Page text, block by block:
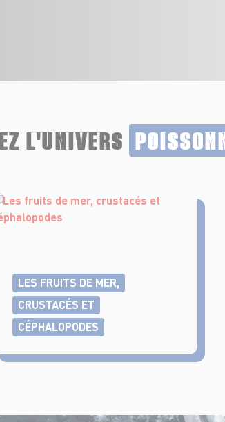
L'UNIVERS
LES FRUITS DE MER,
CRUSTACÉS ET
CÉPHALOPODES